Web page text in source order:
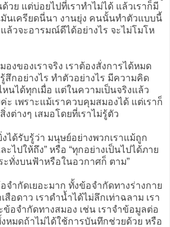
วย แต่บ่อยไปที่เราทำไม่ได้ แล้วเราก็มี
นเครียดนี่นา งานยุ่ง คนนั้นทำตัวแบบนี้
ล้วจะอารมณ์ดีได้อย่างไร จะไม่โมโห
องของเราจริง เราต้องสั่งการได้หมด
สึกอย่างไร ทำตัวอย่างไร มีความคิด
นได้ทุกเมื่อ แต่ในความเป็นจริงแล้ว
ะ เพราะแม้เราควบคุมสมองได้ แต่เราก็
ต่างๆ เสมอโดยที่เราไม่รู้ตัว
ได้รับรู้ว่า มนุษย์อย่างพวกเราแม้ถูก
ะไปให้ถึง” หรือ “ทุกอย่างเป็นไปได้ภาย
ทั่งบนฟ้าหรือในอวกาศก็ ตาม”
จำกัดเยอะมาก ทั้งข้อจำกัดทางร่างกาย
เสือดาว เราดำน้ำได้ไม่ลึกเท่าฉลาม เรา
อจำกัดทางสมอง เช่น เราจำข้อมูลต่อ
งหมดถ้าไม่ได้ใช้การบันทึกช่วยด้วย หรือ